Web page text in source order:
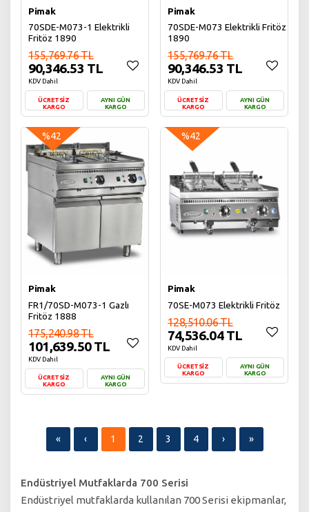
Pimak
70SDE-M073-1 Elektrikli
Fritöz 1890
155,769.76 TL
90,346.53 TL
KDV Dahil
ÜCRETSİZ
KARGO
AYNI GÜN
KARGO
Sepete Ekle
Pimak
70SDE-M073 Elektrikli Fritöz
1890
155,769.76 TL
90,346.53 TL
KDV Dahil
ÜCRETSİZ
KARGO
AYNI GÜN
KARGO
Sepete Ekle
%42
Pimak
FR1/70SD-M073-1 Gazlı
Fritöz 1888
175,240.98 TL
101,639.50 TL
KDV Dahil
ÜCRETSİZ
KARGO
AYNI GÜN
KARGO
%42
Pimak
70SE-M073 Elektrikli Fritöz
128,510.06 TL
74,536.04 TL
KDV Dahil
ÜCRETSİZ
KARGO
AYNI GÜN
KARGO
« ‹ 1 2 3 4 › »
Endüstriyel Mutfaklarda 700 Serisi
Endüstriyel mutfaklarda kullanılan 700 Serisi ekipmanlar,